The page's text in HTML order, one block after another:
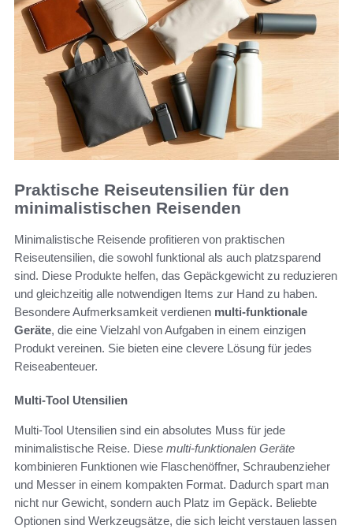
Praktische Reiseutensilien für den
minimalistischen Reisenden
Minimalistische Reisende profitieren von praktischen
Reiseutensilien, die sowohl funktional als auch platzsparend
sind. Diese Produkte helfen, das Gepäckgewicht zu reduzieren
und gleichzeitig alle notwendigen Items zur Hand zu haben.
Besondere Aufmerksamkeit verdienen multi-funktionale
Geräte, die eine Vielzahl von Aufgaben in einem einzigen
Produkt vereinen. Sie bieten eine clevere Lösung für jedes
Reiseabenteuer.
Multi-Tool Utensilien
Multi-Tool Utensilien sind ein absolutes Muss für jede
minimalistische Reise. Diese multi-funktionalen Geräte
kombinieren Funktionen wie Flaschenöffner, Schraubenzieher
und Messer in einem kompakten Format. Dadurch spart man
nicht nur Gewicht, sondern auch Platz im Gepäck. Beliebte
Optionen sind Werkzeugsätze, die sich leicht verstauen lassen